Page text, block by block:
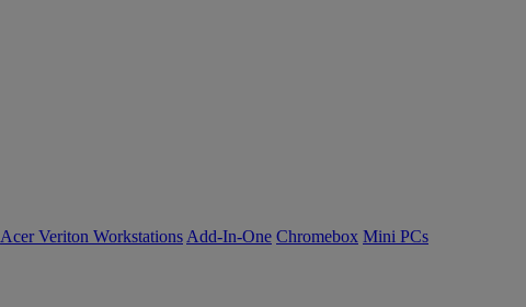
Acer Veriton Workstations Add-In-One Chromebox Mini PCs